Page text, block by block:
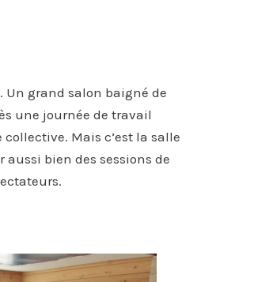
Un grand salon baigné de
une journée de travail
Mais c’est la salle
bien des sessions de